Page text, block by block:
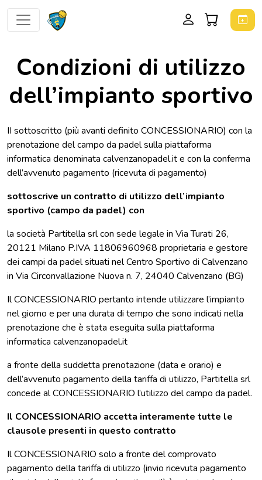
Condizioni di utilizzo
dell’impianto sportivo
II sottoscritto (più avanti definito CONCESSIONARIO) con la
prenotazione del campo da padel sulla piattaforma
informatica denominata calvenzanopadel.it e con la conferma
dell’avvenuto pagamento (ricevuta di pagamento)
sottoscrive un contratto di utilizzo dell’impianto
sportivo (campo da padel) con
la società Partitella srl con sede legale in Via Turati 26,
20121 Milano P.IVA 11806960968 proprietaria e gestore
dei campi da padel situati nel Centro Sportivo di Calvenzano
in Via Circonvallazione Nuova n. 7, 24040 Calvenzano (BG)
Il CONCESSIONARIO pertanto intende utilizzare l’impianto
nel giorno e per una durata di tempo che sono indicati nella
prenotazione che è stata eseguita sulla piattaforma
informatica calvenzanopadel.it
a fronte della suddetta prenotazione (data e orario) e
dell’avvenuto pagamento della tariffa di utilizzo, Partitella srl
concede al CONCESSIONARIO l’utilizzo del campo da padel.
Il CONCESSIONARIO accetta interamente tutte le
clausole presenti in questo contratto
Il CONCESSIONARIO solo a fronte del comprovato
pagamento della tariffa di utilizzo (invio ricevuta pagamento